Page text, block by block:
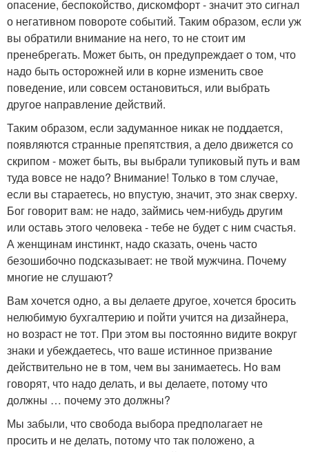
опасение, беспокойство, дискомфорт - значит это сигнал
о негативном повороте событий. Таким образом, если уж
вы обратили внимание на него, то не стоит им
пренебрегать. Может быть, он предупреждает о том, что
надо быть осторожней или в корне изменить свое
поведение, или совсем остановиться, или выбрать
другое направление действий.
Таким образом, если задуманное никак не поддается,
появляются странные препятствия, а дело движется со
скрипом - может быть, вы выбрали тупиковый путь и вам
туда вовсе не надо? Внимание! Только в том случае,
если вы стараетесь, но впустую, значит, это знак сверху.
Бог говорит вам: не надо, займись чем-нибудь другим
или оставь этого человека - тебе не будет с ним счастья.
А женщинам инстинкт, надо сказать, очень часто
безошибочно подсказывает: не твой мужчина. Почему
многие не слушают?
Вам хочется одно, а вы делаете другое, хочется бросить
нелюбимую бухгалтерию и пойти учится на дизайнера,
но возраст не тот. При этом вы постоянно видите вокруг
знаки и убеждаетесь, что ваше истинное призвание
действительно не в том, чем вы занимаетесь. Но вам
говорят, что надо делать, и вы делаете, потому что
должны … почему это должны?
Мы забыли, что свобода выбора предполагает не
просить и не делать, потому что так положено, а